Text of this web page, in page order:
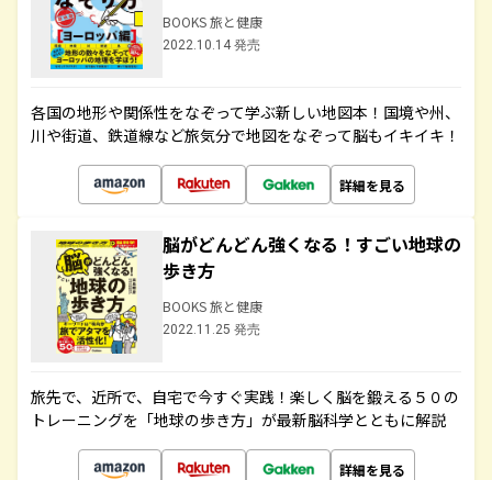
BOOKS 旅と健康
2022.10.14 発売
各国の地形や関係性をなぞって学ぶ新しい地図本！国境や州、
川や街道、鉄道線など旅気分で地図をなぞって脳もイキイキ！
詳細を見る
脳がどんどん強くなる！すごい地球の
歩き方
BOOKS 旅と健康
2022.11.25 発売
旅先で、近所で、自宅で今すぐ実践！楽しく脳を鍛える５０の
トレーニングを「地球の歩き方」が最新脳科学とともに解説
詳細を見る